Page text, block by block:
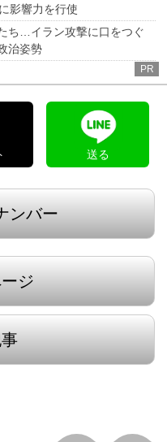
影響力を行使
ち…イラン攻撃に口をつぐ
治姿勢
PR
送る
ンバー
ジ